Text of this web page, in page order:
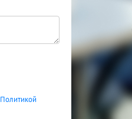
Политикой